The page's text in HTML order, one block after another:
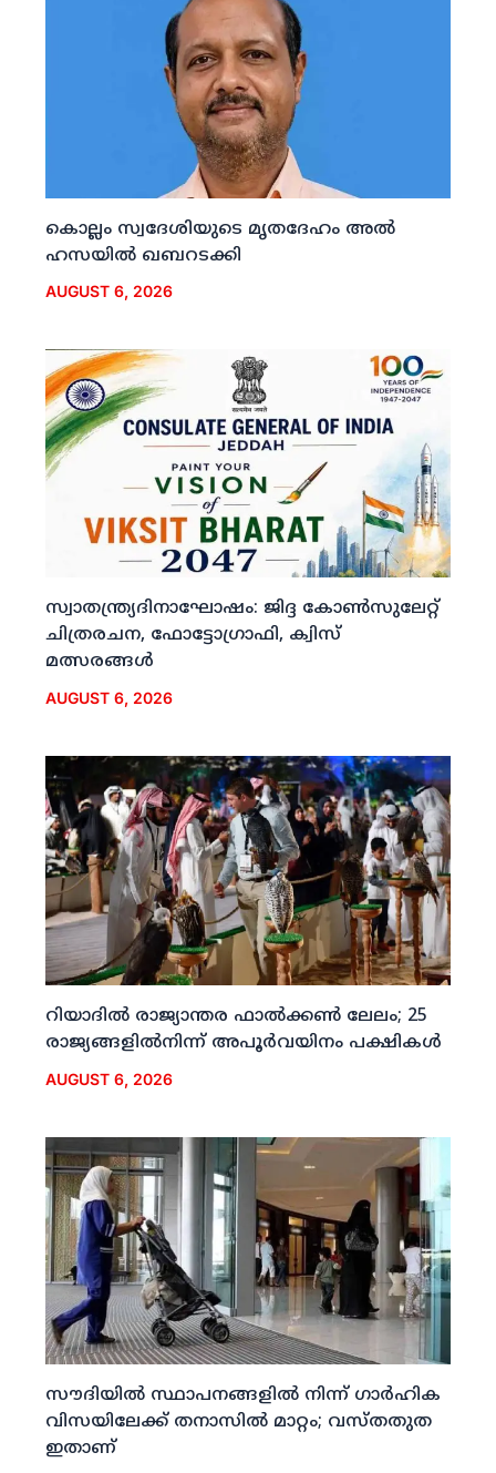
കൊല്ലം സ്വദേശിയുടെ മൃതദേഹം അല്‍
ഹസയില്‍ ഖബറടക്കി
AUGUST 6, 2026
സ്വാതന്ത്ര്യദിനാഘോഷം: ജിദ്ദ കോണ്‍സുലേറ്റ്
ചിത്രരചന, ഫോട്ടോഗ്രാഫി, ക്വിസ്
മത്സരങ്ങള്‍
AUGUST 6, 2026
റിയാദില്‍ രാജ്യാന്തര ഫാല്‍ക്കണ്‍ ലേലം; 25
രാജ്യങ്ങളില്‍നിന്ന് അപൂര്‍വയിനം പക്ഷികള്‍
AUGUST 6, 2026
സൗദിയില്‍ സ്ഥാപനങ്ങളില്‍ നിന്ന് ഗാര്‍ഹിക
വിസയിലേക്ക് തനാസില്‍ മാറ്റം; വസ്തതുത
ഇതാണ്